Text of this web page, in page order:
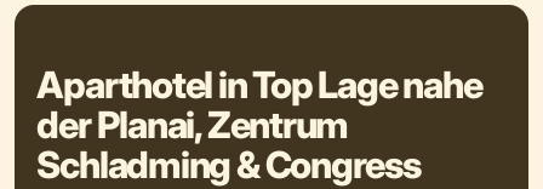
Aparthotel in Top Lage nahe
der Planai, Zentrum
Schladming & Congress